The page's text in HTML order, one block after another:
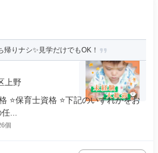
帰りナシ✨見学だけでもOK！
上野
⭐保育士資格 ⭐下記のいずれかをお
...
個